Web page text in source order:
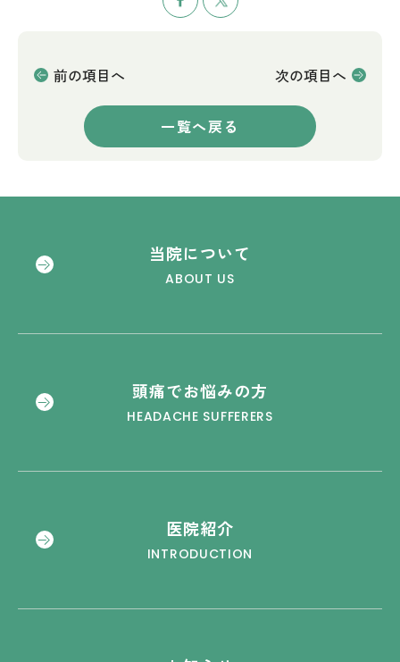
前の項目へ 次の項目へ
一覧へ戻る
当院について
ABOUT US
頭痛でお悩みの方
HEADACHE SUFFERERS
医院紹介
INTRODUCTION